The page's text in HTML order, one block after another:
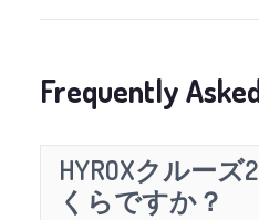
Frequently
HYROXクルー
くらですか？